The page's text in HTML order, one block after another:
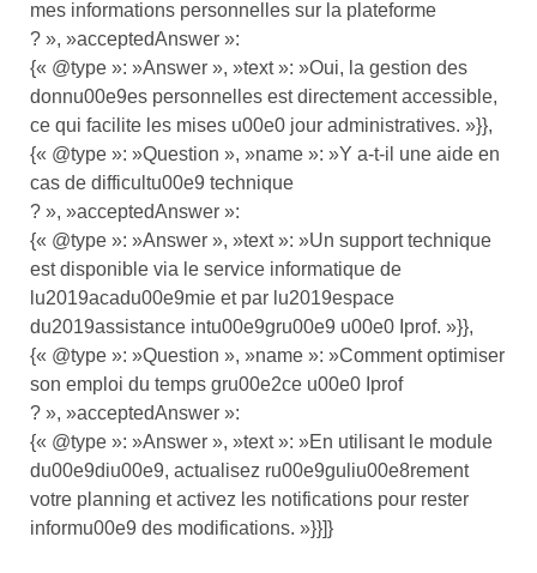
mes informations personnelles sur la plateforme
? », »acceptedAnswer »:
{« @type »: »Answer », »text »: »Oui, la gestion des
donnu00e9es personnelles est directement accessible,
ce qui facilite les mises u00e0 jour administratives. »}},
{« @type »: »Question », »name »: »Y a-t-il une aide en
cas de difficultu00e9 technique
? », »acceptedAnswer »:
{« @type »: »Answer », »text »: »Un support technique
est disponible via le service informatique de
lu2019acadu00e9mie et par lu2019espace
du2019assistance intu00e9gru00e9 u00e0 Iprof. »}},
{« @type »: »Question », »name »: »Comment optimiser
son emploi du temps gru00e2ce u00e0 Iprof
? », »acceptedAnswer »:
{« @type »: »Answer », »text »: »En utilisant le module
du00e9diu00e9, actualisez ru00e9guliu00e8rement
votre planning et activez les notifications pour rester
informu00e9 des modifications. »}}]}